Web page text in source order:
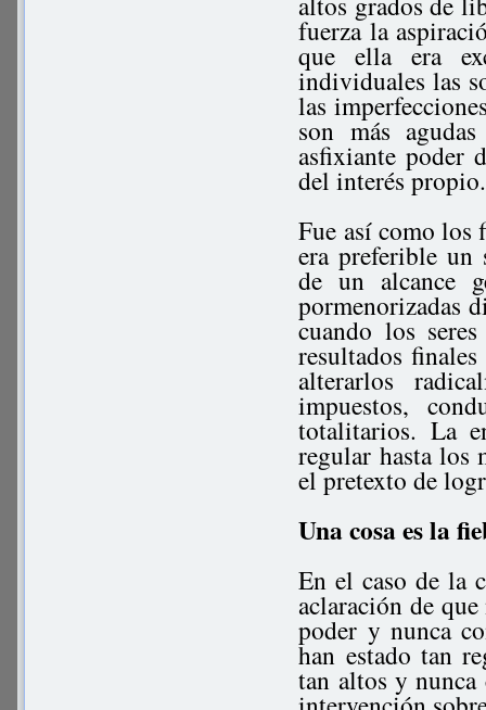
fuerza la
que ella era
individuales las
las
son más
asfixiante poder
del interés propio.
Fue así como los
era preferible un
de un alcance
pormenorizadas
cuando los
resultados
alterarlos
impuestos,
totalitarios. La
regular hasta los
el pretexto de
Una cosa es la
En el caso de la
aclaración de
poder y nunca
han estado tan
tan altos y